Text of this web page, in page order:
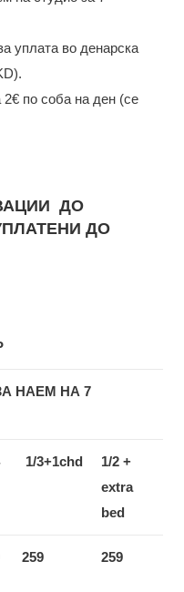
уплата во денарска
2€ по соба на ден (се
ДО
ДО
НАЕМ НА 7
1/3+1chd
1/2 +
extra
bed
259 259